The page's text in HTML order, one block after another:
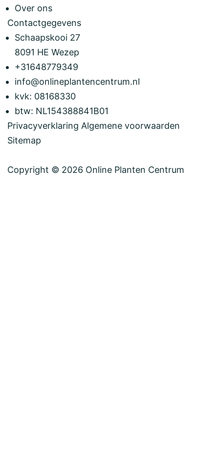
Over ons
Contactgegevens
Schaapskooi 27
8091 HE Wezep
+31648779349
info@onlineplantencentrum.nl
kvk: 08168330
btw: NL154388841B01
Privacyverklaring Algemene voorwaarden
Sitemap
Copyright © 2026 Online Planten Centrum